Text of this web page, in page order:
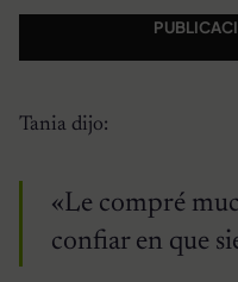
Tania dijo:
«Le compré
confiar en que